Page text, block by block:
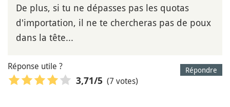
De plus, si tu ne dépasses pas les quotas
d'importation, il ne te chercheras pas de poux
dans la tête...
Répondre
Réponse utile ?
3,71/5 (7 votes)